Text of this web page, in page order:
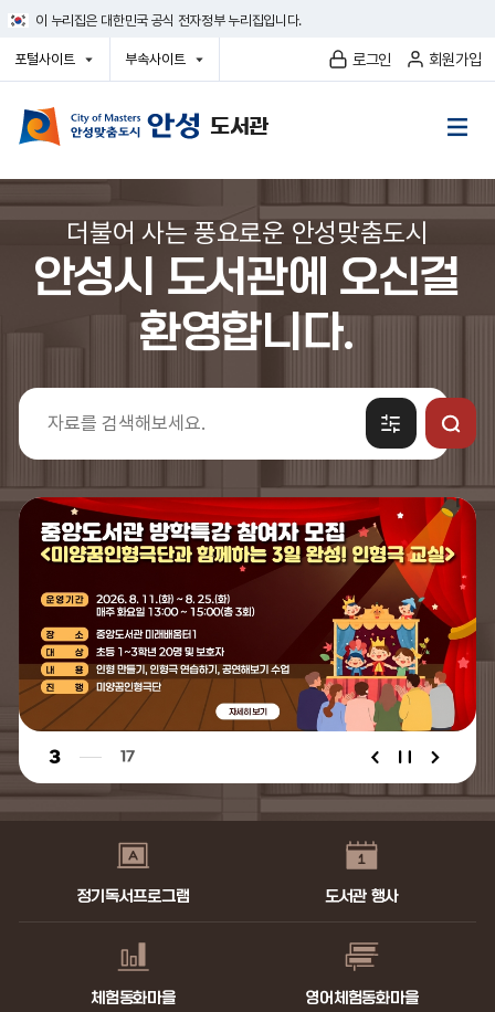
건
너
이 누리집은 대한민국 공식 전자정부 누리집입니다.
포털사이트
부속사이트
로그인 회원가입
더불어 사는 풍요로운 안성맞춤도시
안성시 도서관에 오신걸
환영합니다.
자
검
색
키
드
입
력
팝
3 17
정기독서프로그램 도서관 행사
체험동화마을 영어체험동화마을